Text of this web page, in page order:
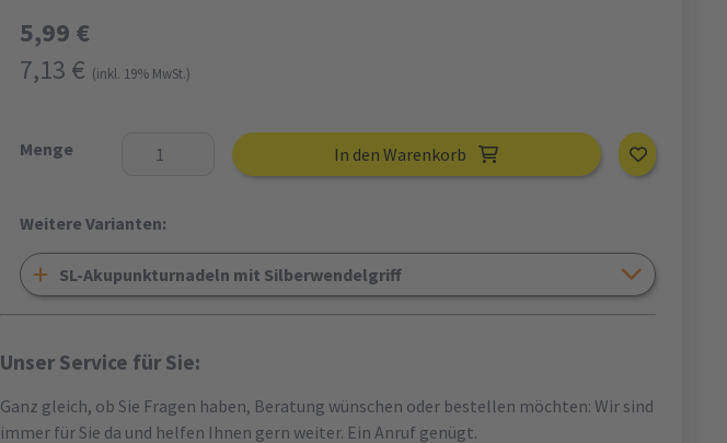
5,99 €
7,13 € (inkl. 19% MwSt.)
Menge In den Warenkorb
Weitere Varianten:
SL-Akupunkturnadeln mit Silberwendelgriff
Unser Service für Sie:
Ganz gleich, ob Sie Fragen haben, Beratung wünschen oder bestellen möchten: Wir sind
immer für Sie da und helfen Ihnen gern weiter. Ein Anruf genügt.